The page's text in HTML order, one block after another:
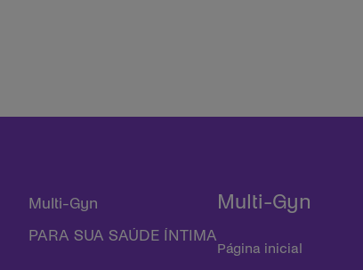
Multi-Gyn
PARA SUA SAÚDE ÍNTIMA
Multi-Gyn
Página inicial